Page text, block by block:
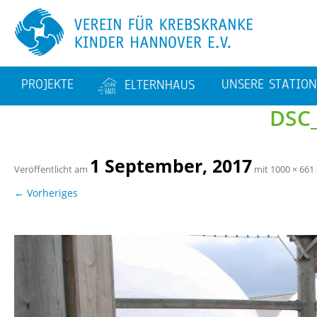
PRO­JEK­TE
SPORT­THE­RA­PIE
SA­NIE­RUNG
EL­TERN­HAUS UN­SE­RE
KMT – STA­TI­ON 62
NEN
Ver­öf­fent­licht am 1 Sep­tem­ber, 2017 mit 1000 × 661
← Vor­he­ri­ges